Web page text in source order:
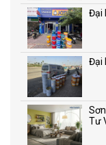
Đại
Đại
Tư